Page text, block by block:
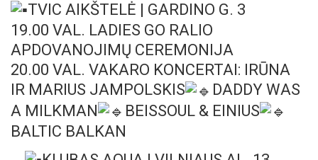
TVIC AIKŠTELĖ | GARDINO G. 3
19.00 VAL. LADIES GO RALIO
APDOVANOJIMŲ CEREMONIJA
20.00 VAL. VAKARO KONCERTAI: IRŪNA
IR MARIUS JAMPOLSKIS
DADDY WAS
A MILKMAN
BEISSOUL & EINIUS
BALTIC BALKAN